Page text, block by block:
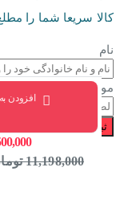
افزودن
6,500,000
11,198,000 تومان
کالا سریعا شما را
نام
موبایل
ثبت درخواست